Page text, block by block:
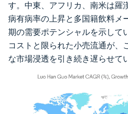
す。中東、アフリカ、南米は羅
病有病率の上昇と多国籍飲料メ
期の需要ポテンシャルを示して
コストと限られた小売流通が、
な市場浸透を引き続き遅らせて